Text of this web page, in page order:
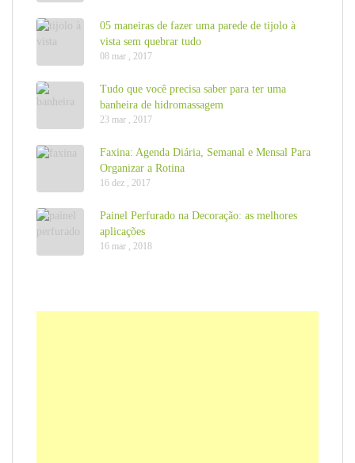
05 maneiras de fazer uma parede de tijolo à
vista sem quebrar tudo
08 mar , 2017
Tudo que você precisa saber para ter uma
banheira de hidromassagem
23 mar , 2017
Faxina: Agenda Diária, Semanal e Mensal Para
Organizar a Rotina
16 dez , 2017
Painel Perfurado na Decoração: as melhores
aplicações
16 mar , 2018